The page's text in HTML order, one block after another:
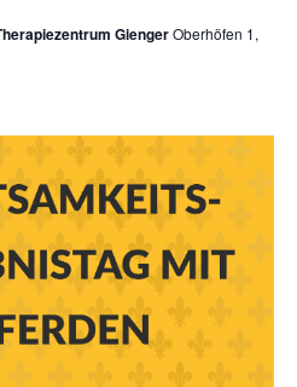
GiengerOberhöfen 1,